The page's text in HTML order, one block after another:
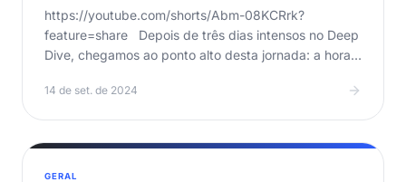
https://youtube.com/shorts/Abm-08KCRrk?
feature=share Depois de três dias intensos no Deep
Dive, chegamos ao ponto alto desta jornada: a hora
14 de set. de 2024
GERAL